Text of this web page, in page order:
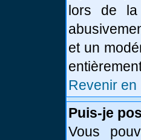
lors de la
et un
Revenir en
Puis-je
Vous